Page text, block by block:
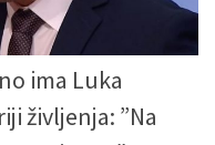
ima Luka
življenja: ”Na